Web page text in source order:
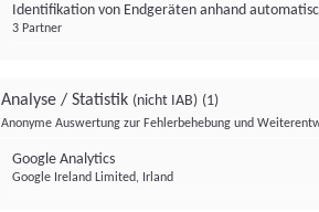
Identifikation von Endgeräten anhand
3 Partner
Analyse / Statistik (nicht IAB) (1)
Anonyme Auswertung zur Fehlerbehebung und
Google Analytics
Google Ireland Limited, Irland